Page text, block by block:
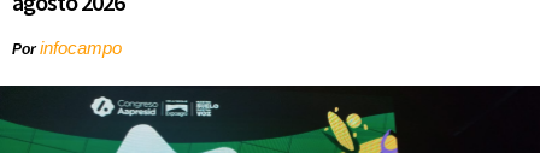
Porinfocampo